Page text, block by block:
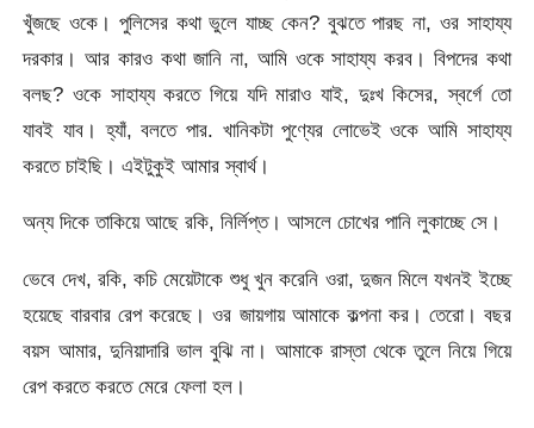
খুঁজছে ওকে। পুলিসের কথা ভুলে যাচ্ছ কেন? বুঝতে পারছ না, ওর সাহায্য
দরকার। আর কারও কথা জানি না, আমি ওকে সাহায্য করব। বিপদের কথা
বলছ? ওকে সাহায্য করতে গিয়ে যদি মারাও যাই, দুঃখ কিসের, স্বর্গে তো
যাবই যাব। হ্যাঁ, বলতে পার. খানিকটা পুণ্যের লোভেই ওকে আমি সাহায্য
করতে চাইছি। এইটুকুই আমার স্বার্থ।
অন্য দিকে তাকিয়ে আছে রকি, নির্লিপ্ত। আসলে চোখের পানি লুকাচ্ছে সে।
ভেবে দেখ, রকি, কচি মেয়েটাকে শুধু খুন করেনি ওরা, দুজন মিলে যখনই ইচ্ছে
হয়েছে বারবার রেপ করেছে। ওর জায়গায় আমাকে কল্পনা কর। তেরো। বছর
বয়স আমার, দুনিয়াদারি ভাল বুঝি না। আমাকে রাস্তা থেকে তুলে নিয়ে গিয়ে
রেপ করতে করতে মেরে ফেলা হল।